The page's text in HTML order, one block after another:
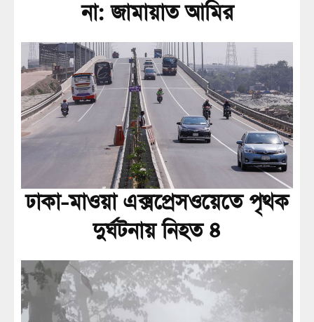
না: জামায়াত আমির
ঢাকা-মাওয়া এক্সপ্রেসওয়েতে পৃথক
দুর্ঘটনায় নিহত ৪